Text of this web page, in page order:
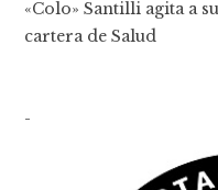
«Colo» Santilli agita a
cartera de Salud
-